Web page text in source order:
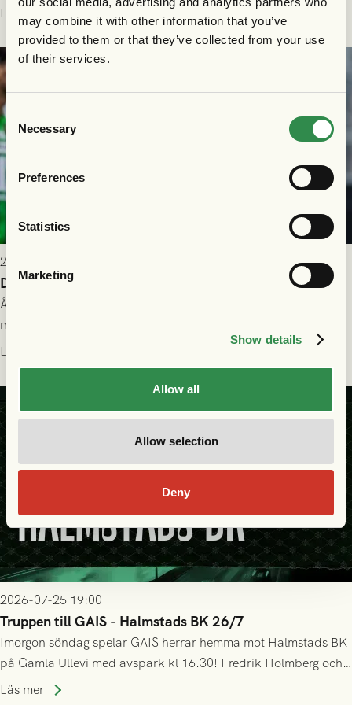
may combine it with other information that you’ve
provided to them or that they’ve collected from your use
of their services.
Consent
Selection
Necessary
Preferences
Statistics
Marketing
Show details
Allow all
Allow selection
Deny
som står på reservlista eller fått förhinder.
Läs mer
2026-07-26 21:00
Delad poäng mot Halmstads BK
Åter i Allsvenskan stod Halmstads BK för motståndet i en
match som vägde tungt till fördel för GAIS, men där poängen
delades efter dramatik på tilläggstid.
Läs mer
2026-07-25 19:00
Truppen till GAIS - Halmstads BK 26/7
Imorgon söndag spelar GAIS herrar hemma mot Halmstads BK
på Gamla Ullevi med avspark kl 16.30! Fredrik Holmberg och
ledarstaben har tagit ut följande trupp till matchen:
Läs mer